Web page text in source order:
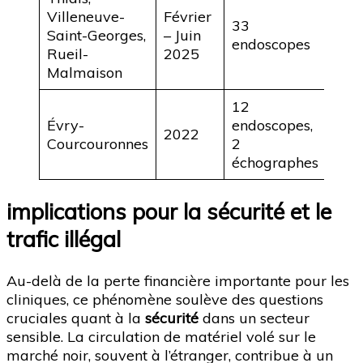
Villeneuve-
Saint-Georges,
Rueil-
Malmaison
Février
– Juin
2025
33
endoscopes
Évry-
Courcouronnes
2022
12
endoscopes,
2
échographes
implications pour la sécurité et le
trafic illégal
Au-delà de la perte financière importante pour les
cliniques, ce phénomène soulève des questions
cruciales quant à la sécurité dans un secteur
sensible. La circulation de matériel volé sur le
marché noir, souvent à l’étranger, contribue à un